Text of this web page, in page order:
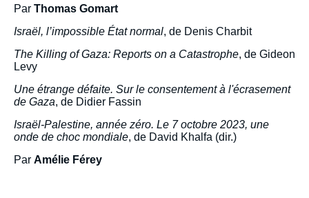
Par Thomas Gomart
Israël, l’impossible État normal, de Denis Charbit
The Killing of Gaza: Reports on a Catastrophe, de Gideon
Levy
Une étrange défaite. Sur le consentement à l'écrasement
de Gaza, de Didier Fassin
Israël-Palestine, année zéro. Le 7 octobre 2023, une
onde de choc mondiale, de David Khalfa (dir.)
Par Amélie Férey
Politique étrangère, Sommaires
(présentation du numéro), Ifri, 4 mars 2025.
Copier